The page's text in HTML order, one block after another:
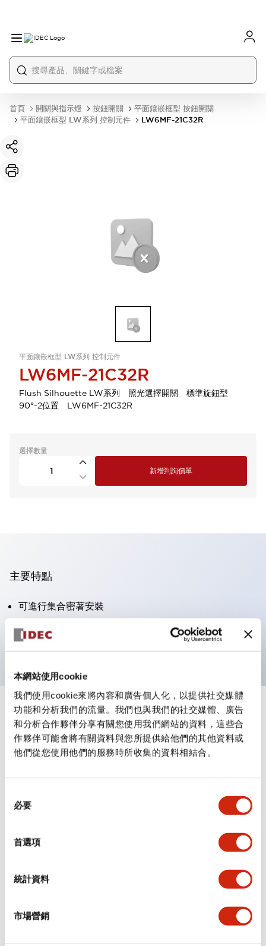
本網站使用cookie
我們使用cookie來將內容和廣告個人化，以提供社交媒體
功能和分析我們的流量。我們也與我們的社交媒體、廣告
和分析合作夥伴分享有關您使用我們網站的資料，這些合
作夥伴可能會將有關資料與您所提供給他們的其他資料或
他們從您使用他們的服務時所收集的資料相結合。
必要
首選項
統計資料
市場營銷
首頁 開關與指示燈 按鈕開關
平面鑲嵌框型 按鈕開關
平面鑲嵌框型 LW系列 控制元件
LW6MF-21C32R
平面鑲嵌框型 LW系列 控制元件
LW6MF-21C32R
Flush Silhouette LW系列 照光選擇開關 標準旋鈕型
90°-2位置 LW6MF-21C32R
選擇數量
新增到詢價單
主要特點
可進行集合密著安裝
附鎖選擇開關採用高安全性的彈子鎖結構
防護結構為IP65（IEC60529）
規格 顯示全部
審美規範
環境規範
功能規格